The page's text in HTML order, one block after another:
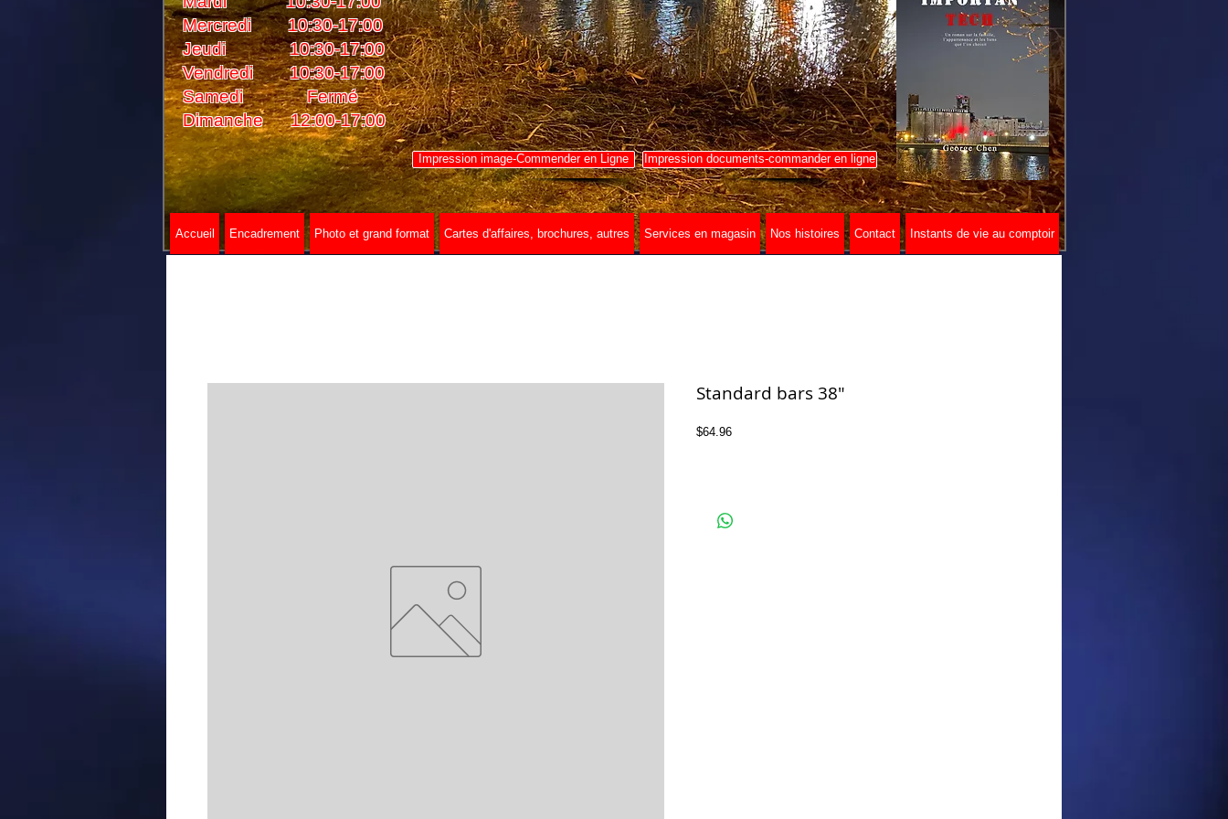
Mercredi 10:30-17:00
Jeudi 10:30-17:00
Vendredi 10:30-17:00
Samedi Fermé
Dimanche 12:00-17:00
Accueil Encadrement Photo et grand format Cartes d'affaires, brochures, autres Services en magasin Nos histoires Contact Instants de vie au comptoir
Impression image-Commender en Ligne Impression documents-commander en ligne
Standard bars 38"
$64.96Price